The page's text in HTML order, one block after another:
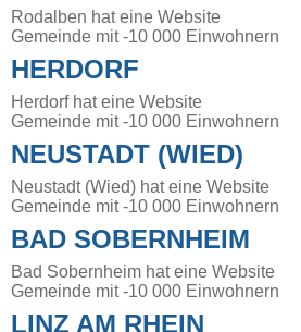
Rodalben hat eine Website
Gemeinde mit -10 000 Einwohnern
HERDORF
Herdorf hat eine Website
Gemeinde mit -10 000 Einwohnern
NEUSTADT (WIED)
Neustadt (Wied) hat eine Website
Gemeinde mit -10 000 Einwohnern
BAD SOBERNHEIM
Bad Sobernheim hat eine Website
Gemeinde mit -10 000 Einwohnern
LINZ AM RHEIN